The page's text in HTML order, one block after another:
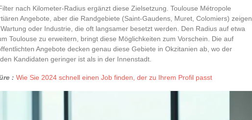
nach Kilometer-Radius ergänzt diese Zielsetzung. Toulouse Métropole
Angebote, aber die Randgebiete (Saint-Gaudens, Muret, Colomiers) zeigen
oder Industrie, die oft langsamer besetzt werden. Den Radius auf etwa
Toulouse zu erweitern, bringt diese Möglichkeiten zum Vorschein. Die auf
Angebote decken genau diese Gebiete in Okzitanien ab, wo der
Kandidaten geringer ist als in der Innenstadt.
: Wie Sie 2024 schnell einen Job finden, der zu Ihrem Profil passt